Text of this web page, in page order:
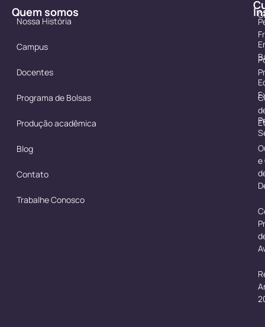
Quem somos
Nossa História
Campus
Docentes
Programa de Bolsas
Produção acadêmica
Blog
Contato
Trabalhe Conosco
e